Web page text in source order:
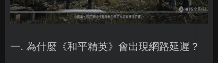
一. 為什麼《和平精英》會出現網路延遲？